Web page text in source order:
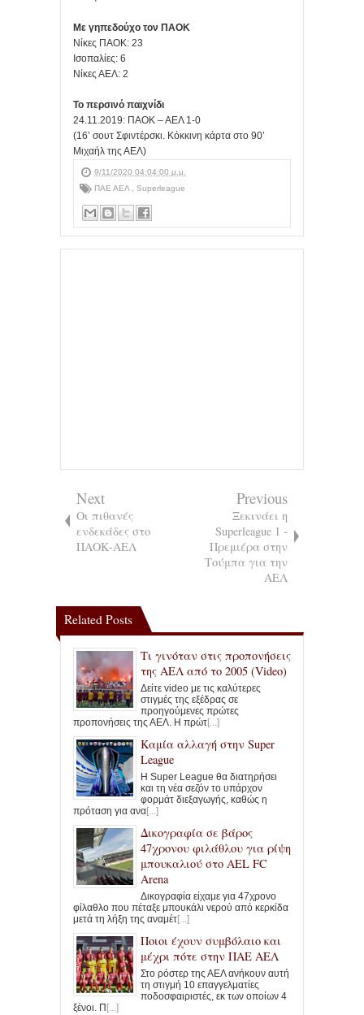
Με γηπεδούχο τον ΠΑΟΚ
Νίκες ΠΑΟΚ: 23
Ισοπαλίες: 6
Νίκες ΑΕΛ: 2
Το περσινό παιχνίδι
24.11.2019: ΠΑΟΚ – ΑΕΛ 1-0
(16’ σουτ Σφιντέρσκι. Κόκκινη κάρτα στο 90’
Μιχαήλ της ΑΕΛ)
9/11/2020 04:04:00 μ.μ.
ΠΑΕ ΑΕΛ , Superleague
Next
Οι πιθανές
ενδεκάδες στο
ΠΑΟΚ-ΑΕΛ
Previous
Ξεκινάει η
Superleague 1 -
Πρεμιέρα στην
Τούμπα για την
ΑΕΛ
Related Posts
Τι γινόταν στις προπονήσεις
της ΑΕΛ από το 2005 (Video)
Δείτε video με τις καλύτερες
στιγμές της εξέδρας σε
προηγούμενες πρώτες
προπονήσεις της ΑΕΛ. Η πρώτ[...]
Καμία αλλαγή στην Super
League
Η Super League θα διατηρήσει
και τη νέα σεζόν το υπάρχον
φορμάτ διεξαγωγής, καθώς η
πρόταση για ανα[...]
Δικογραφία σε βάρος
47χρονου φιλάθλου για ρίψη
μπουκαλιού στο AEL FC
Arena
Δικογραφία είχαμε για 47χρονο
φίλαθλο που πέταξε μπουκάλι νερού από κερκίδα
μετά τη λήξη της αναμέτ[...]
Ποιοι έχουν συμβόλαιο και
μέχρι πότε στην ΠΑΕ ΑΕΛ
Στο ρόστερ της ΑΕΛ ανήκουν αυτή
τη στιγμή 10 επαγγελματίες
ποδοσφαιριστές, εκ των οποίων 4
ξένοι. Π [...]